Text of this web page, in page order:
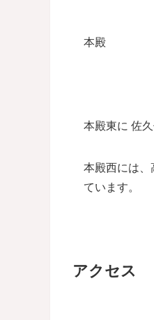
本殿
本殿東に 佐
本殿西には、
ています。
アクセス